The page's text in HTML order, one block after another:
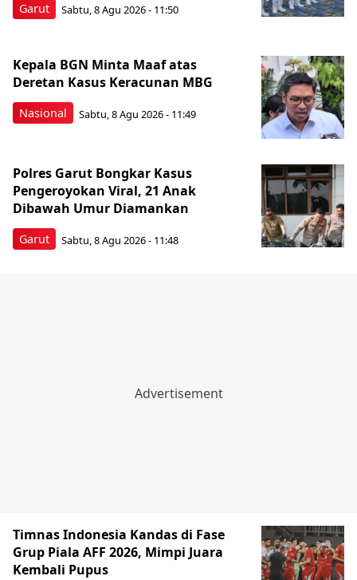
Garut Sabtu, 8 Agu 2026 - 11:50
Nasional
Kepala BGN Minta Maaf atas
Deretan Kasus Keracunan MBG
Sabtu, 8 Agu 2026 - 11:49
Garut
Polres Garut Bongkar Kasus
Pengeroyokan Viral, 21 Anak
Dibawah Umur Diamankan
Sabtu, 8 Agu 2026 - 11:48
Timnas Indonesia Kandas di Fase
Grup Piala AFF 2026, Mimpi Juara
Kembali Pupus